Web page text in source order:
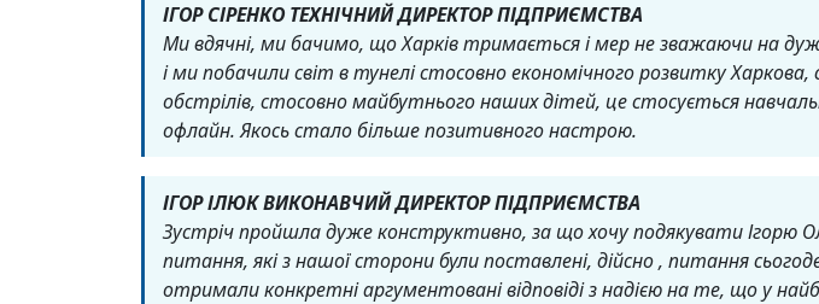
ІГОР СІРЕНКО ТЕХНІЧНИЙ ДИРЕКТОР ПІДПРИЄМСТВА
Ми вдячні, ми бачимо, що Харків тримається і мер не зважаючи на
і ми побачили світ в тунелі стосовно економічного розвитку Харкова,
обстрілів, стосовно майбутнього наших дітей, це стосується
офлайн. Якось стало більше позитивного настрою.
ІГОР ІЛЮК ВИКОНАВЧИЙ ДИРЕКТОР ПІДПРИЄМСТВА
Зустріч пройшла дуже конструктивно, за що хочу подякувати Ігорю
питання, які з нашої сторони були поставлені, дійсно , питання
отримали конкретні аргументовані відповіді з надією на те, що у